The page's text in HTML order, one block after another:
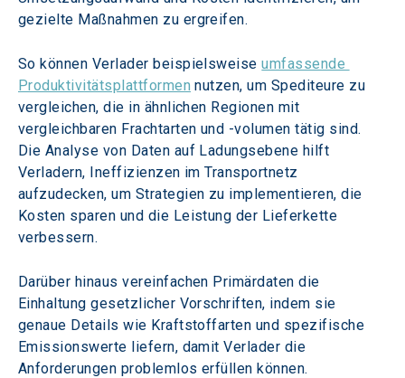
gezielte Maßnahmen zu ergreifen.
So können Verlader beispielsweise umfassende
Produktivitätsplattformen nutzen, um Spediteure zu
vergleichen, die in ähnlichen Regionen mit
vergleichbaren Frachtarten und -volumen tätig sind.
Die Analyse von Daten auf Ladungsebene hilft
Verladern, Ineffizienzen im Transportnetz
aufzudecken, um Strategien zu implementieren, die
Kosten sparen und die Leistung der Lieferkette
verbessern.
Darüber hinaus vereinfachen Primärdaten die
Einhaltung gesetzlicher Vorschriften, indem sie
genaue Details wie Kraftstoffarten und spezifische
Emissionswerte liefern, damit Verlader die
Anforderungen problemlos erfüllen können.